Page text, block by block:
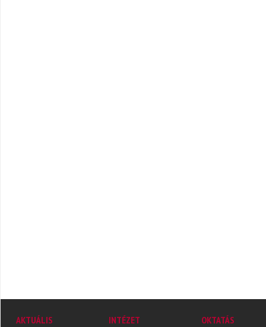
AKTUÁLIS
INTÉZET
OKTATÁS